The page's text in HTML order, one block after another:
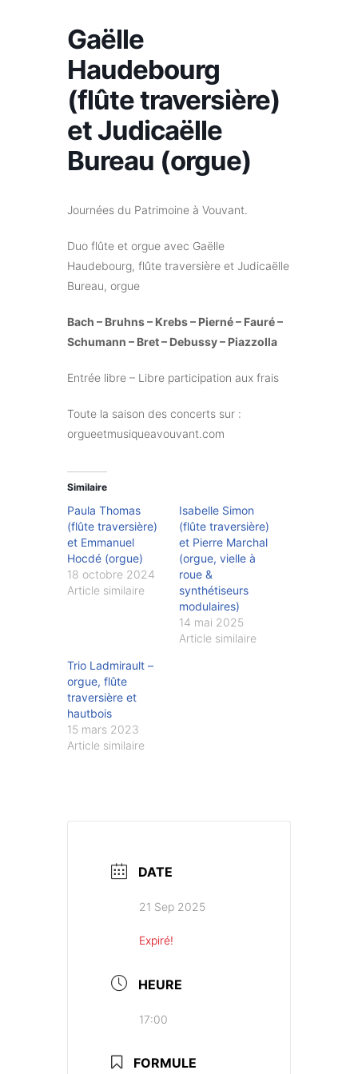
Gaëlle
Haudebourg
(flûte traversière)
et Judicaëlle
Bureau (orgue)
Journées du Patrimoine à Vouvant.
Duo flûte et orgue avec Gaëlle
Haudebourg, flûte traversière et Judicaëlle
Bureau, orgue
Bach – Bruhns – Krebs – Pierné – Fauré –
Schumann – Bret – Debussy – Piazzolla
Entrée libre – Libre participation aux frais
Toute la saison des concerts sur :
orgueetmusiqueavouvant.com
Similaire
Paula Thomas
(flûte traversière)
et Emmanuel
Hocdé (orgue)
18 octobre 2024
Article similaire
Isabelle Simon
(flûte traversière)
et Pierre Marchal
(orgue, vielle à
roue &
synthétiseurs
modulaires)
14 mai 2025
Article similaire
Trio Ladmirault –
orgue, flûte
traversière et
hautbois
15 mars 2023
Article similaire
DATE
21 Sep 2025
Expiré!
HEURE
17:00
FORMULE